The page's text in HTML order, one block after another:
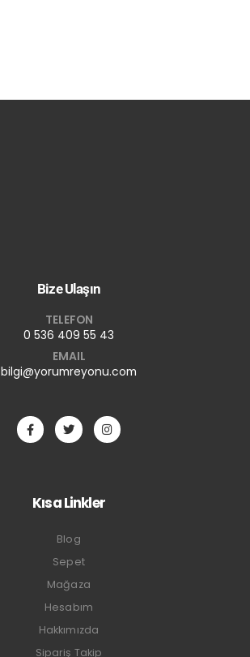
Bize Ulaşın
TELEFON
0 536 409 55 43
EMAIL
bilgi@yorumreyonu.com
Kısa Linkler
Blog
Sepet
Mağaza
Hesabım
Hakkımızda
Sipariş Takip